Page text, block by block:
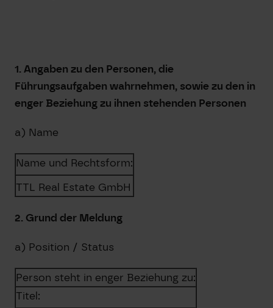
1. Angaben zu den Personen, die
Führungsaufgaben wahrnehmen, sowie zu den in
enger Beziehung zu ihnen stehenden Personen
a) Name
Name und Rechtsform:
TTL Real Estate GmbH
2. Grund der Meldung
a) Position / Status
Person steht in enger Beziehung zu:
Titel: